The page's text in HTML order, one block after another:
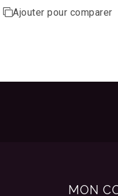
Ajouter pour comparer
MON